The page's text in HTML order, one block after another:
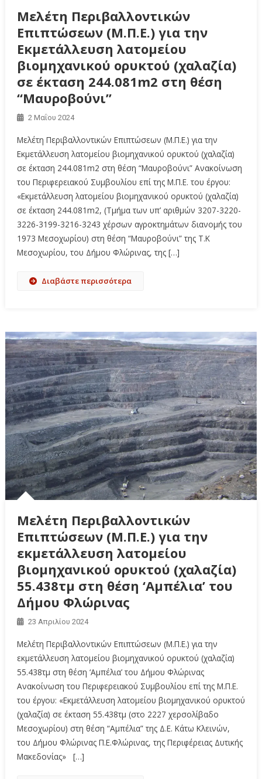
Μελέτη Περιβαλλοντικών
Επιπτώσεων (Μ.Π.Ε.) για την
Εκμετάλλευση λατομείου
βιομηχανικού ορυκτού (χαλαζία)
σε έκταση 244.081m2 στη θέση
“Μαυροβούνι”
2 Μαΐου 2024
Μελέτη Περιβαλλοντικών Επιπτώσεων (Μ.Π.Ε.) για την
Εκμετάλλευση λατομείου βιομηχανικού ορυκτού (χαλαζία)
σε έκταση 244.081m2 στη θέση “Μαυροβούνι” Ανακοίνωση
του Περιφερειακού Συμβουλίου επί της Μ.Π.Ε. του έργου:
«Εκμετάλλευση λατομείου βιομηχανικού ορυκτού (χαλαζία)
σε έκταση 244.081m2, (Τμήμα των υπ’ αριθμών 3207-3220-
3226-3199-3216-3243 χέρσων αγροκτημάτων διανομής του
1973 Μεσοχωρίου) στη θέση “Μαυροβούνι” της Τ.Κ
Μεσοχωρίου, του Δήμου Φλώρινας, της […]
Διαβάστε περισσότερα
Μελέτη Περιβαλλοντικών
Επιπτώσεων (Μ.Π.Ε.) για την
εκμετάλλευση λατομείου
βιομηχανικού ορυκτού (χαλαζία)
55.438τμ στη θέση ‘Αμπέλια’ του
Δήμου Φλώρινας
23 Απριλίου 2024
Μελέτη Περιβαλλοντικών Επιπτώσεων (Μ.Π.Ε.) για την
εκμετάλλευση λατομείου βιομηχανικού ορυκτού (χαλαζία)
55.438τμ στη θέση ‘Αμπέλια’ του Δήμου Φλώρινας
Ανακοίνωση του Περιφερειακού Συμβουλίου επί της Μ.Π.Ε.
του έργου: «Εκμετάλλευση λατομείου βιομηχανικού ορυκτού
(χαλαζία) σε έκταση 55.438τμ (στο 2227 χερσολίβαδο
Μεσοχωρίου) στη θέση “Αμπέλια” της Δ.Ε. Κάτω Κλεινών,
του Δήμου Φλώρινας Π.Ε.Φλώρινας, της Περιφέρειας Δυτικής
Μακεδονίας» […]